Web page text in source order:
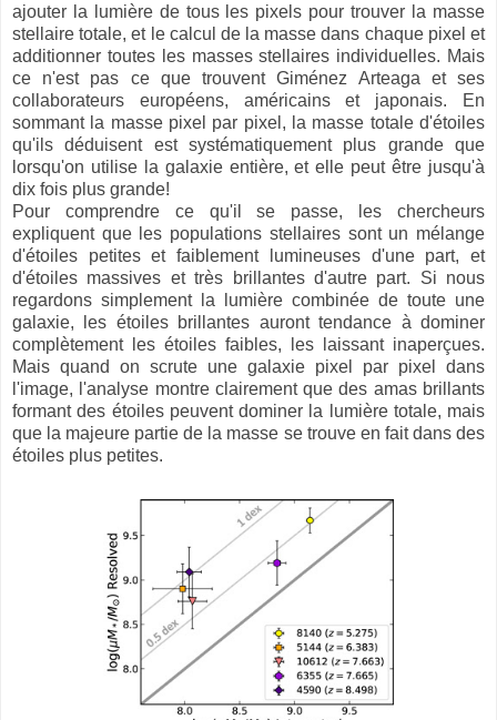
ajouter la lumière de tous les pixels pour trouver la masse
stellaire totale, et le calcul de la masse dans chaque pixel et
additionner toutes les masses stellaires individuelles. Mais
ce n'est pas ce que trouvent Giménez Arteaga et ses
collaborateurs européens, américains et japonais. En
sommant la masse pixel par pixel, la masse totale d'étoiles
qu'ils déduisent est systématiquement plus grande que
lorsqu'on utilise la galaxie entière, et elle peut être jusqu'à
dix fois plus grande!
Pour comprendre ce qu'il se passe, les chercheurs
expliquent que les populations stellaires sont un mélange
d'étoiles petites et faiblement lumineuses d'une part, et
d'étoiles massives et très brillantes d'autre part. Si nous
regardons simplement la lumière combinée de toute une
galaxie, les étoiles brillantes auront tendance à dominer
complètement les étoiles faibles, les laissant inaperçues.
Mais quand on scrute une galaxie pixel par pixel dans
l'image, l'analyse montre clairement que des amas brillants
formant des étoiles peuvent dominer la lumière totale, mais
que la majeure partie de la masse se trouve en fait dans des
étoiles plus petites.